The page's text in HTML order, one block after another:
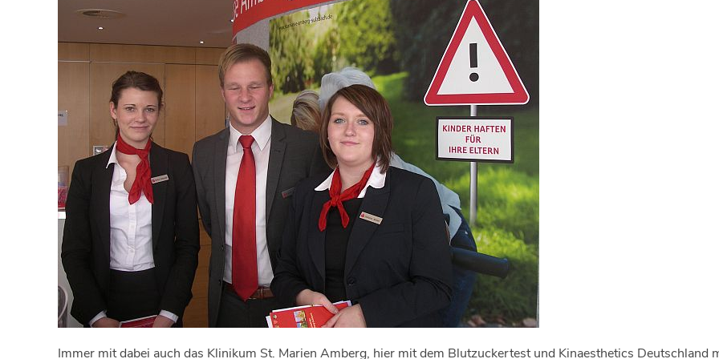
Immer mit dabei auch das Klinikum St. Marien Amberg, hier mit dem Blutzuckertest und Kinaesthetics Deutschland